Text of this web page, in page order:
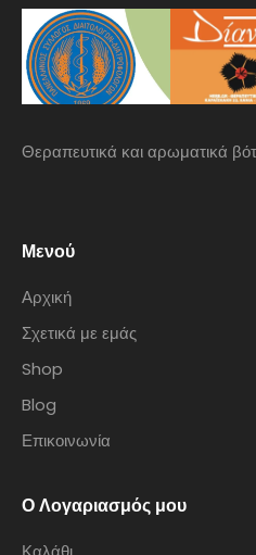
Θεραπευτικά και αρωματικά
Μενού
Αρχική
Σχετικά με εμάς
Shop
Blog
Επικοινωνία
Ο Λογαριασμός μου